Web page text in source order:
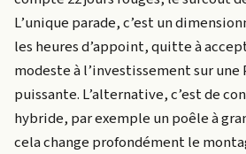
L’unique parade, c’est un
les heures d’appoint, quitte à
modeste à l’investissement sur une
puissante. L’alternative, c’est de
hybride, par exemple un poêle à
cela change profondément le